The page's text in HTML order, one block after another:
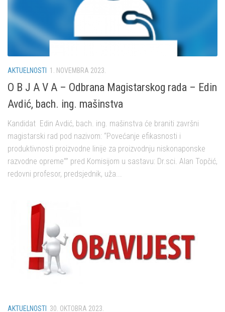
AKTUELNOSTI 1. NOVEMBRA 2023.
O B J A V A – Odbrana Magistarskog rada – Edin
Avdić, bach. ing. mašinstva
Kandidat Edin Avdić, bach. ing. mašinstva će braniti završni
magistarski rad pod nazivom: “Povećanje efikasnosti i
produktivnosti proizvodne linije za proizvodnju niskonaponske
razvodne opreme”” pred Komisijom u sastavu: Dr.sci. Alan Topčić,
redovni profesor, predsjednik, uža...
AKTUELNOSTI 30. OKTOBRA 2023.